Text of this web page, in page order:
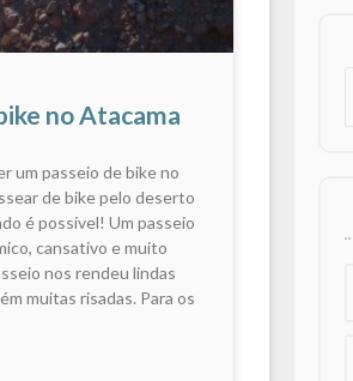
no Atacama
um passeio de bike no
de bike pelo deserto
é possível! Um passeio
cansativo e muito
nos rendeu lindas
muitas risadas. Para os